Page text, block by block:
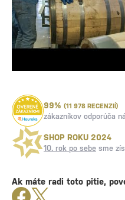
99% (11 978 RECENZIÍ)
zákazníkov odporúča
SHOP ROKU 2024
10. rok po sebe sme
Ak máte radi toto pitie,